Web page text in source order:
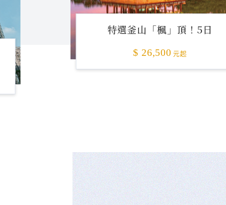
特選釜山「楓」頂！5日
$ 26,500 元起